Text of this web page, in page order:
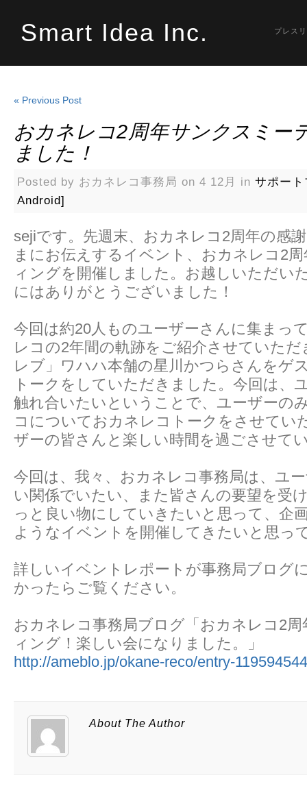
Smart Idea Inc. プレス
« Previous Post
おカネレコ2周年サンクスミー
ました！
Posted by おカネレコ事務局 on 4 12月 in サポー
Android]
sejiです。先週末、おカネレコ2周年の感
まにお伝えするイベント、おカネレコ2
ィングを開催しました。お越しいただい
にはありがとうございました！
今回は約20人ものユーザーさんに集まっ
レコの2年間の軌跡をご紹介させていただ
レブ」ワハハ本舗の星川かつらさんをゲ
トークをしていただきました。今回は、
触れ合いたいということで、ユーザーの
コについておカネレコトークをさせてい
ザーの皆さんと楽しい時間を過ごさせて
今回は、我々、おカネレコ事務局は、ユ
い関係でいたい、また皆さんの要望を受
っと良い物にしていきたいと思って、企
ようなイベントを開催してきたいと思っ
詳しいイベントレポートが事務局ブログ
かったらご覧ください。
おカネレコ事務局ブログ「おカネレコ2
ィング！楽しい会になりました。」
http://ameblo.jp/okane-reco/entry-
About The Author